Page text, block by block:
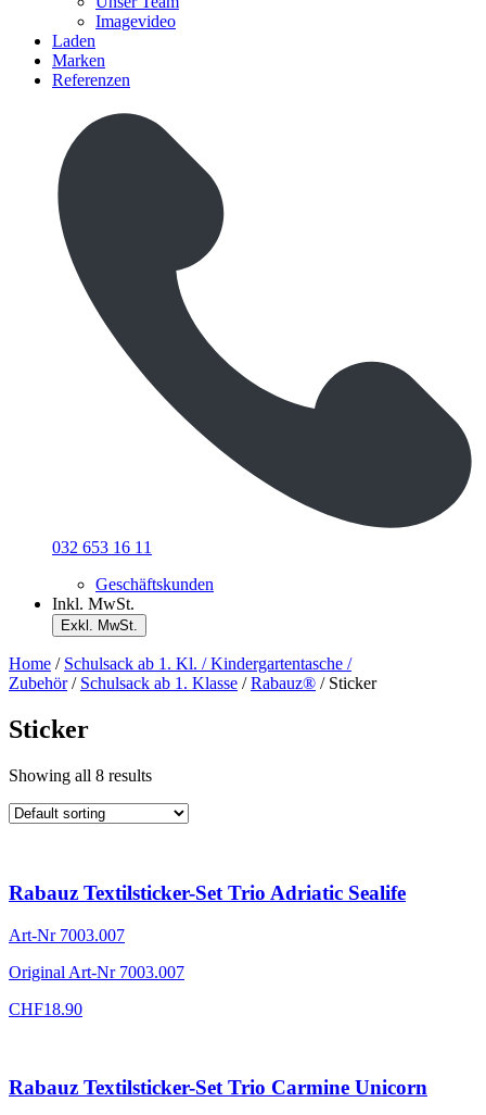
Imagevideo
Laden
Marken
Referenzen
032 653 16 11
Geschäftskunden
Inkl. MwSt.
Exkl. MwSt.
Home / Schulsack ab 1. Kl. / Kindergartentasche /
Zubehör/ Schulsack ab 1. Klasse /Rabauz® / Sticker
Sticker
Showing all 8 results
Rabauz Textilsticker-Set Trio Adriatic Sealife
Art-Nr 7003.007
Original Art-Nr 7003.007
CHF18.90
Rabauz Textilsticker-Set Trio Carmine Unicorn